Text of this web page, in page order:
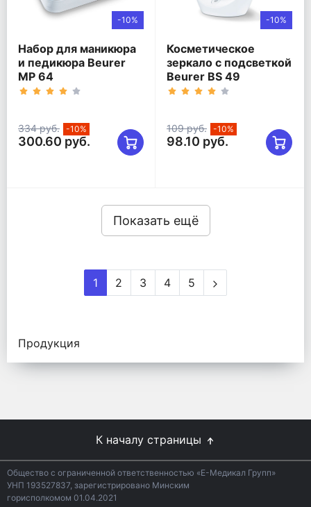
-10%
Набор для маникюра
и педикюра Beurer
MP 64
334 руб. -10%
300.60 руб.
-10%
Косметическое
зеркало с подсветкой
Beurer BS 49
109 руб. -10%
98.10 руб.
Показать ещё
1 2 3 4 5
Продукция
К началу страницы
Общество с ограниченной ответственностью «Е-Медикал Групп»
УНП 193527837, зарегистрировано Минским
горисполкомом 01.04.2021